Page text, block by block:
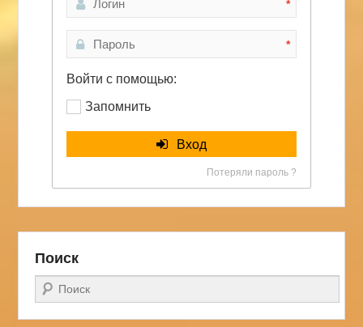
*
*
Войти с помощью:
Запомнить
Вход
Потеряли пароль ?
Поиск
Поиск